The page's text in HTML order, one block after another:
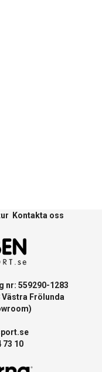
Kontakta oss
559290-1283
Frölunda
73 10